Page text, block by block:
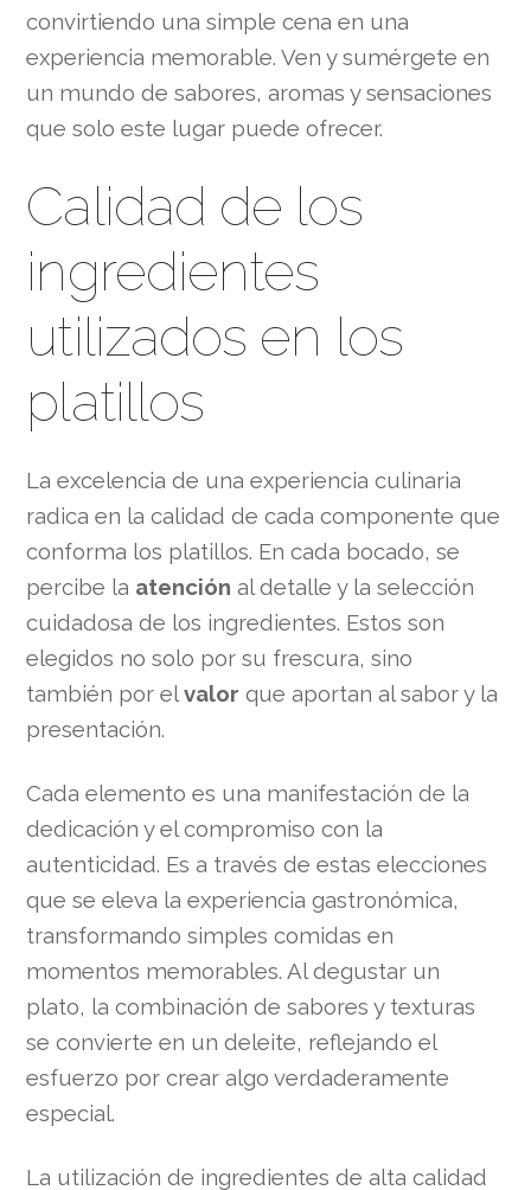
convirtiendo una simple cena en una
experiencia memorable. Ven y sumérgete en
un mundo de sabores, aromas y sensaciones
que solo este lugar puede ofrecer.
Calidad de los
ingredientes
utilizados en los
platillos
La excelencia de una experiencia culinaria
radica en la calidad de cada componente que
conforma los platillos. En cada bocado, se
percibe la atención al detalle y la selección
cuidadosa de los ingredientes. Estos son
elegidos no solo por su frescura, sino
también por elvalor que aportan al sabor y la
presentación.
Cada elemento es una manifestación de la
dedicación y el compromiso con la
autenticidad. Es a través de estas elecciones
que se eleva la experiencia gastronómica,
transformando simples comidas en
momentos memorables. Al degustar un
plato, la combinación de sabores y texturas
se convierte en un deleite, reflejando el
esfuerzo por crear algo verdaderamente
especial.
La utilización de ingredientes de alta calidad